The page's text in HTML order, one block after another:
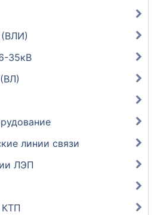
35кВ
линии связи
ЛЭП